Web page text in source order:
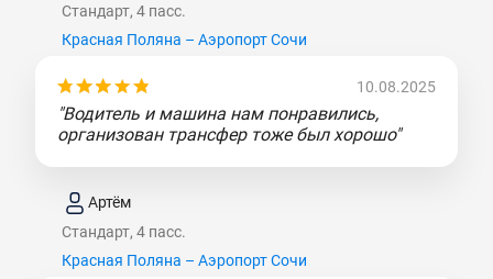
Стандарт, 4 пасс.
Красная Поляна – Аэропорт Сочи
10.08.2025
"Водитель и машина нам понравились,
организован трансфер тоже был хорошо"
Артём
Стандарт, 4 пасс.
Красная Поляна – Аэропорт Сочи